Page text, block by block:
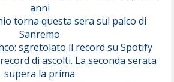
anni
torna questa sera sul palco di
Sanremo
sgretolato il record su Spotify
di ascolti. La seconda serata
supera la prima